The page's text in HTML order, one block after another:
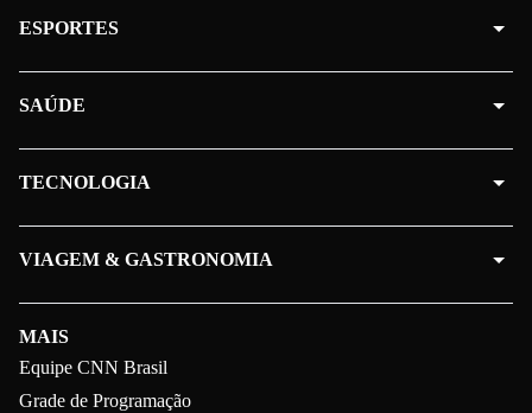
MAIS
Equipe CNN Brasil
Grade de Programação
ESPORTES
SAÚDE
TECNOLOGIA
VIAGEM & GASTRONOMIA